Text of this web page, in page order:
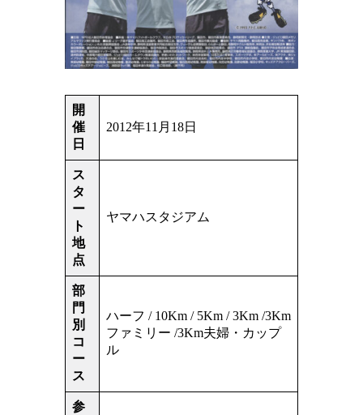
開
催
日
2012年11月18日
ス
タ
ー
ト
地
点
ヤマハスタジアム
部
門
別
コ
ー
ス
ハーフ / 10Km / 5Km / 3Km /3Km
ファミリー /3Km夫婦・カップ
ル
参